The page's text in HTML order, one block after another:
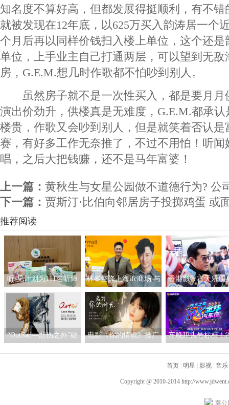
知名度不算好高，但都发展得挺顺利，有不
就被发现在12年底，以625万买入韵涛居一个
个月后再以同样价钱扫入楼上单位，这个还
单位，上手业主自己打通两层，可以望到无
房，G.E.M.想几时作歌都不怕吵到别人。
虽然房子就不是一次性买入，都是要月月
演出价劲升，供楼真是无难度，G.E.M.都承
楼贵，作歌又会吵到别人，但是就笑着否认
赛，有好多工作无奈推了，不过不用怕！听
唱，之后大把钱赚，还不是马年富婆！
上一篇： 黄秋生与女星公园做不道德行为? 公
下一篇： 贾斯汀·比伯向邻居房子投掷鸡蛋 或
推荐阅读
听·见计划为111名听障
儿童送上新年声音礼
包：让每一次表达都有
回响
林峯空降上海ifc商场 与
粉丝共度缤纷春日
香港影帝古天乐现
海ifc商场 点亮「游
型圣诞之旅」开幕
“OutSad—悲伤之外”硬
电影《你的情歌》推广
车晚IP头号标杆！
四网第一热搜屠榜
首页 明星 影视 音乐
Copyright @ 2010-2014 http://
冀公